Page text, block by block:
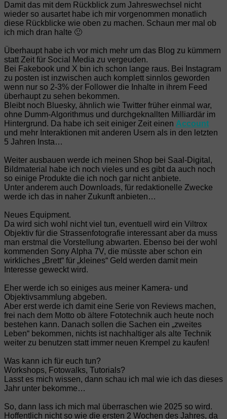
Damit das mit dem Rückblick zum Jahreswechsel nicht
wieder so ausartet habe ich mir vorgenommen monatlich
diese Rückblicke wie oben zu machen. Schaun mer mal ob
ich mich dran halte 🙂
Überhaupt habe ich vor mich mehr um das Blog zu kümmern
statt Zeit für Social Media zu vergeuden.
Bei Fakebook und X bin ich schon lange raus. Bei Instagram
zu posten ist inzwischen auch komplett sinnlos geworden
wenn nur so 2-3% der Follower die Inhalte in ihrem Feed
überhaupt zu sehen bekommen.
Bleibt noch Bluesky, ähnlich wie Twitter früher einmal war,
ohne Dumm-Algorithmus und durchgeknallten Milliardär im
Hintergrund. Da habe ich seit einiger Zeit einen Account
und mehr Interaktionen mit anderen Usern als in den letzten
5 Jahren Insta…
Weiter ausbauen werde ich meinen Shop bei Saal-Digital,
Bildmaterial habe ich noch vieles und es gibt da auch noch
so einige Produkte die ich noch gar nicht anbiete.
Unter anderem auch Downloads, für redaktionelle Zwecke
werde ich das in naher Zukunft anbieten…
Neues Equipment.
Da wird sich wohl nicht viel tun, eventuell wird ein Viltrox
Objektiv für die Strassenfotografie interessant aber da muss
man erstmal die Vorstellung abwarten. Ebenso bei der wohl
kommenden Sony Alpha 7V, die müsste aber schon ein
wirkliches „Brett“ für „kleines“ Geld werden damit mein
Interesse geweckt wird.
Eher werde ich so einiges aus meiner Kamera- und
Objektivsammlung abgeben.
Aber erst werde ich damit eine Serie von Reviews machen,
frei nach dem Motto ob ältere Fototechnik auch heute noch
bestehen kann. Danach sollen die Sachen ein „zweites
Leben“ bekommen, nichts ist nachhaltiger als alte Technik
weiter zu benutzen statt immer neuen Krempel zu kaufen!
Was kann ich für euch tun?
Workshops, Fotowalks, Tutorials?
Lasst es mich wissen, dann schau ich mal wie ich das dieses
Jahr unter bekomme…
So, dann lass ich mich mal überraschen wie 2025 so wird.
Hoffentlich nicht so wie die ersten 2 Wochen des Jahres, da